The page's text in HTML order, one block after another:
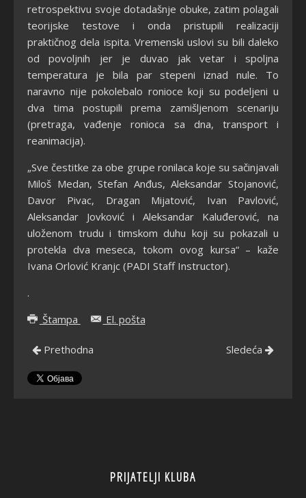
retrospektivu svoje dotadašnje obuke, zatim polagali
teorijske testove i onda pristupili realizaciji
praktičnog dela ispita. Vremenski uslovi su bili daleko
od povoljnih jer je duvao jak vetar i spoljna
temperatura je bila par stepeni iznad nule. To
naravno nije pokolebalo ronioce koji su podeljeni u
dva tima postupili prema zamišljenom scenariju
(pretraga, vađenje ronioca sa dna, transport i
reanimacija).
„Sve čestitke za obe grupe ronilaca koje su sačinjavali
Miloš Medan, Stefan Anđus, Aleksandar Stojanović,
Davor Pivac, Dragan Mijatović, Ivan Pavlović,
Aleksandar Jovković i Aleksandar Kaluđerović, na
uloženom trudu i timskom duhu koji su pokazali u
protekla dva meseca, tokom ovog kursa“ – kaže
Ivana Orlović Kranjc (PADI Staff Instructor).
.
Štampa
El. pošta
Prethodna Sledeća
PRIJATELJI KLUBA